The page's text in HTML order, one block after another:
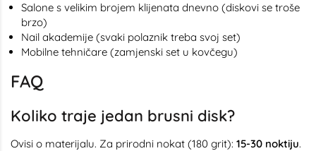
Salone s velikim brojem klijenata dnevno (diskovi se troše
brzo)
Nail akademije (svaki polaznik treba svoj set)
Mobilne tehničare (zamjenski set u kovčegu)
FAQ
Koliko traje jedan brusni disk?
Ovisi o materijalu. Za prirodni nokat (180 grit): 15-30 noktiju.